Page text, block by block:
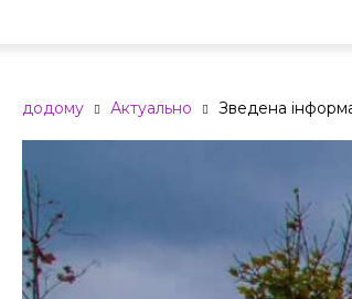
додому Актуально Зведена